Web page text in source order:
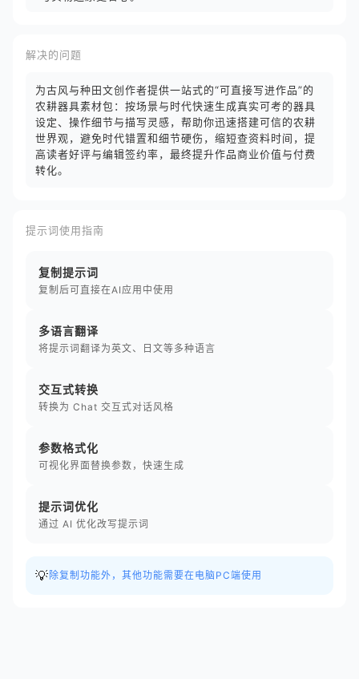
解决的问题
为古风与种田文创作者提供一站式的“可直接写进作品”的
农耕器具素材包：按场景与时代快速生成真实可考的器具
设定、操作细节与描写灵感，帮助你迅速搭建可信的农耕
世界观，避免时代错置和细节硬伤，缩短查资料时间，提
高读者好评与编辑签约率，最终提升作品商业价值与付费
转化。
提示词使用指南
复制提示词
复制后可直接在AI应用中使用
多语言翻译
将提示词翻译为英文、日文等多种语言
交互式转换
转换为 Chat 交互式对话风格
参数格式化
可视化界面替换参数，快速生成
提示词优化
通过 AI 优化改写提示词
💡 除复制功能外，其他功能需要在电脑PC端使用